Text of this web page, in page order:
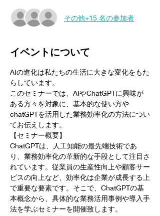
その他+15 名の参加者
イベントについて
AIの進化は私たちの生活に大きな変化をもた
らしています。
このセミナーでは、AIやChatGPTに興味が
ある方々を対象に、基本的な使い方や
chatGPTを活用した業務効率化の方法につい
てお伝えします。
【セミナー概要】
ChatGPTは、人工知能の最先端技術であ
り、業務効率化の革新的な手段として注目さ
れています。従業員の生産性向上や顧客サー
ビスの向上など、効率化は企業が成長する上
で重要な要素です。そこで、ChatGPTの基
本概念から、具体的な業務活用事例や導入手
法を学ぶセミナーを開催致します。